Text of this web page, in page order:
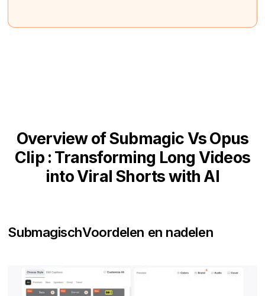
Overview of Submagic Vs Opus
Clip : Transforming Long Videos
into Viral Shorts with AI
SubmagischVoordelen en nadelen